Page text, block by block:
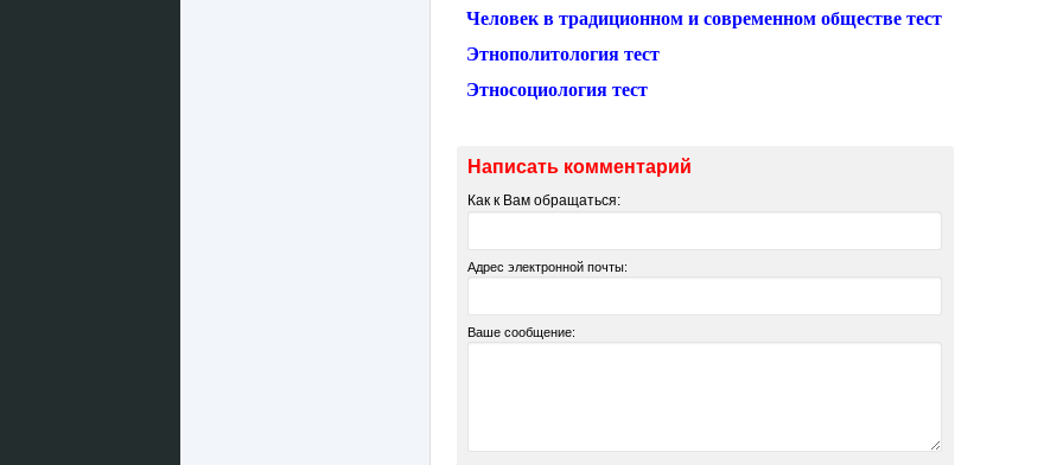
Человек в традиционном и современном обществе тест
Этнополитология тест
Этносоциология тест
Написать комментарий
Как к Вам обращаться:
Адрес электронной почты:
Ваше сообщение: